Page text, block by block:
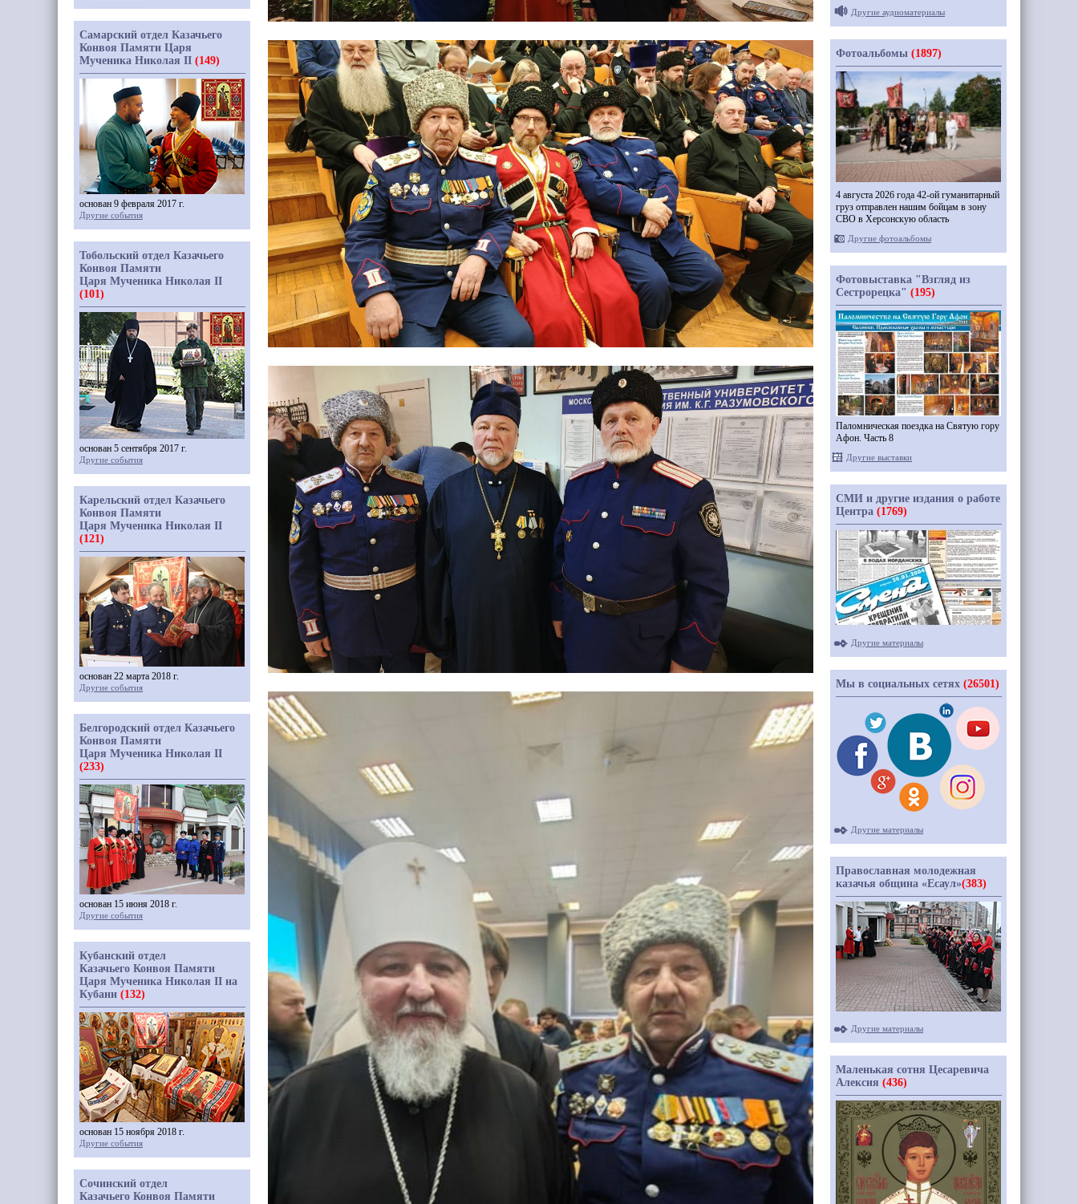
Самарский отдел Казачьего
Конвоя Памяти Царя
Мученика Николая II (149)
основан 9 февраля 2017 г.
Другие события
Тобольский отдел Казачьего
Конвоя Памяти
Царя Мученика Николая II
(101)
основан 5 сентября 2017 г.
Другие события
Карельский отдел Казачьего
Конвоя Памяти
Царя Мученика Николая II
(121)
основан 22 марта 2018 г.
Другие события
Белгородский отдел Казачьего
Конвоя Памяти
Царя Мученика Николая II
(233)
основан 15 июня 2018 г.
Другие события
Кубанский отдел
Казачьего Конвоя Памяти
Царя Мученика Николая II на
Кубани (132)
основан 15 ноября 2018 г.
Другие события
Сочинский отдел
Казачьего Конвоя Памяти
Другие аудиоматериалы
Фотоальбомы (1897)
4 августа 2026 года 42-ой гуманитарный
груз отправлен нашим бойцам в зону
СВО в Херсонскую область
Другие фотоальбомы
Фотовыставка "Взгляд из
Сестрорецка" (195)
Паломническая поездка на Святую гору
Афон. Часть 8
Другие выставки
СМИ и другие издания о работе
Центра (1769)
Другие материалы
Мы в социальных сетях (26501)
Другие материалы
Православная молодежная
казачья община «Есаул»(383)
Другие материалы
Маленькая сотня Цесаревича
Алексия (436)